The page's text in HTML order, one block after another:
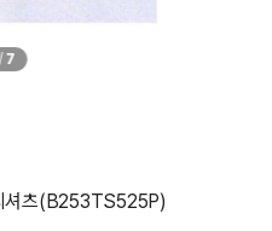
/7
셔츠(B253TS525P)